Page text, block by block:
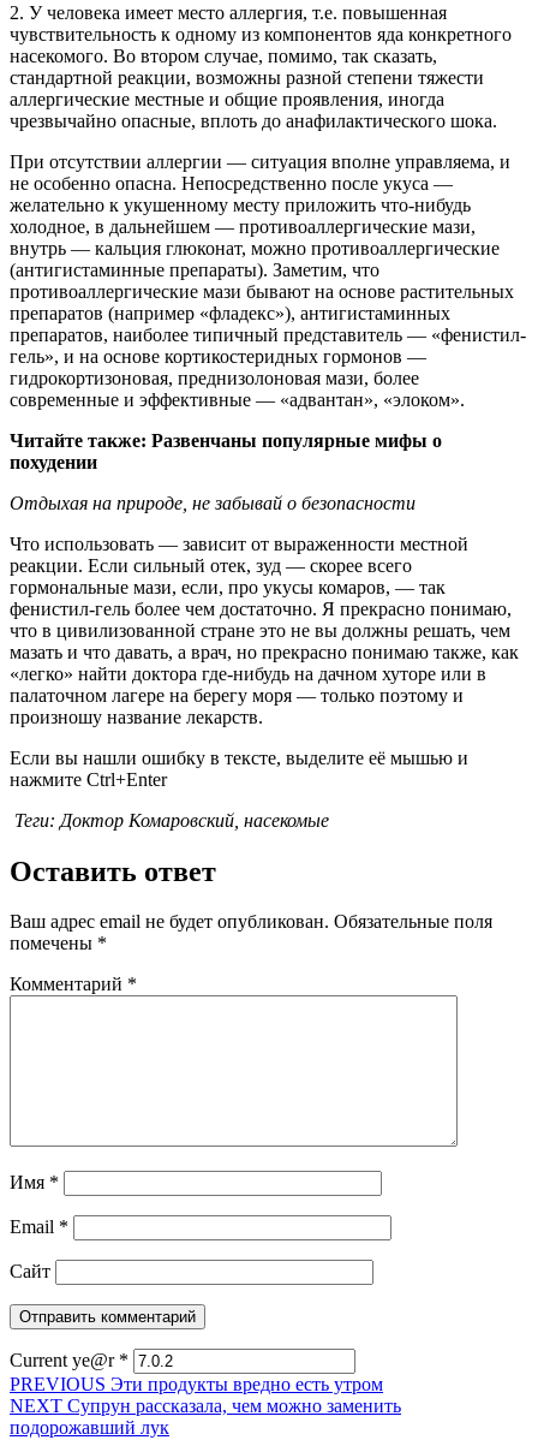
2. У человека имеет место аллергия, т.е. повышенная
чувствительность к одному из компонентов яда конкретного
насекомого. Во втором случае, помимо, так сказать,
стандартной реакции, возможны разной степени тяжести
аллергические местные и общие проявления, иногда
чрезвычайно опасные, вплоть до анафилактического шока.
При отсутствии аллергии — ситуация вполне управляема, и
не особенно опасна. Непосредственно после укуса —
желательно к укушенному месту приложить что-нибудь
холодное, в дальнейшем — противоаллергические мази,
внутрь — кальция глюконат, можно противоаллергические
(антигистаминные препараты). Заметим, что
противоаллергические мази бывают на основе растительных
препаратов (например «фладекс»), антигистаминных
препаратов, наиболее типичный представитель — «фенистил-
гель», и на основе кортикостеридных гормонов —
гидрокортизоновая, преднизолоновая мази, более
современные и эффективные — «адвантан», «элоком».
Читайте также: Развенчаны популярные мифы о
похудении
Отдыхая на природе, не забывай о безопасности
Что использовать — зависит от выраженности местной
реакции. Если сильный отек, зуд — скорее всего
гормональные мази, если, про укусы комаров, — так
фенистил-гель более чем достаточно. Я прекрасно понимаю,
что в цивилизованной стране это не вы должны решать, чем
мазать и что давать, а врач, но прекрасно понимаю также, как
«легко» найти доктора где-нибудь на дачном хуторе или в
палаточном лагере на берегу моря — только поэтому и
произношу название лекарств.
Если вы нашли ошибку в тексте, выделите её мышью и
нажмите Ctrl+Enter
Теги: Доктор Комаровский, насекомые
Оставить ответ
Ваш адрес email не будет опубликован. Обязательные поля
помечены *
Комментарий *
Имя *
Email *
Сайт
Current ye@r *
Навигация
по
PREVIOUS Предыдущая
запись:
Эти продукты вредно есть утром
NEXT Следующая
запись:
Супрун рассказала, чем можно заменить
подорожавший лук